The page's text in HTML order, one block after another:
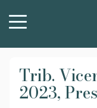
Trib.
2023,